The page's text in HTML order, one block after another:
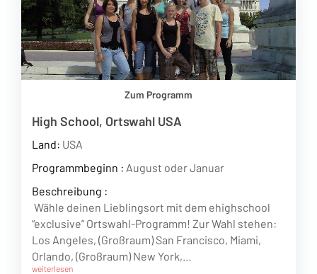
Zum Programm
High School, Ortswahl USA
Land: USA
Programmbeginn : August oder Januar
Beschreibung :
Wähle deinen Lieblingsort mit dem ehighschool
“exclusive” Ortswahl-Programm! Zur Wahl stehen:
Los Angeles, (Großraum) San Francisco, Miami,
Orlando, (Großraum) New York,…
weiterlesen